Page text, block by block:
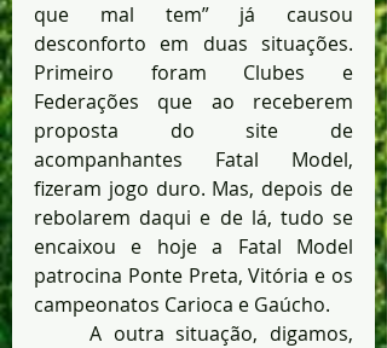
que mal tem” já causou
desconforto em duas situações.
Primeiro foram Clubes e
Federações que ao receberem
proposta do site de
acompanhantes Fatal Model,
fizeram jogo duro. Mas, depois de
rebolarem daqui e de lá, tudo se
encaixou e hoje a Fatal Model
patrocina Ponte Preta, Vitória e os
campeonatos Carioca e Gaúcho.